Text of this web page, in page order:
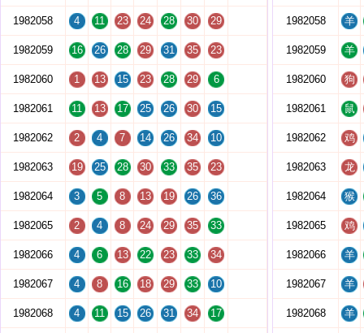
1982058 4 11 23 24 28 30 29
1982059 16 26 28 29 31 35 23
1982060 1 13 15 23 28 29 6
1982061 11 13 17 25 26 30 15
1982062 2 4 7 14 26 34 10
1982063 19 25 28 30 33 35 23
1982064 3 5 8 13 19 26 36
1982065 2 4 8 24 29 35 33
1982066 4 6 13 22 23 33 34
1982067 4 8 16 18 29 33 10
1982068 4 11 15 26 31 34 17
1982058 羊
1982059 羊
1982060 狗
1982061 鼠
1982062 鸡
1982063 龙
1982064 猴
1982065 鸡
1982066 羊
1982067 羊
1982068 羊